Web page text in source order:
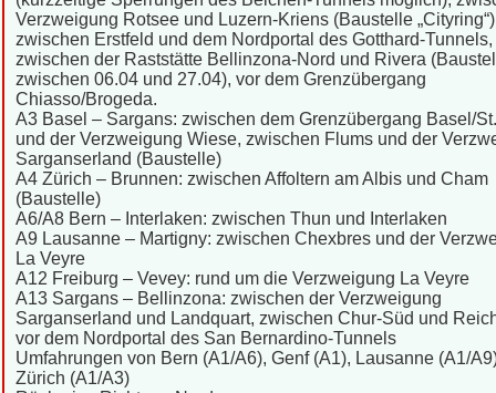
Verzweigung Rotsee und Luzern-Kriens (Baustelle
zwischen Erstfeld und dem Nordportal des Gotthard-Tunnels,
zwischen der Raststätte Bellinzona-Nord und Rivera
zwischen 06.04 und 27.04), vor dem Grenzübergang
Chiasso/Brogeda.
A3 Basel – Sargans: zwischen dem Grenzübergang Basel/
und der Verzweigung Wiese, zwischen Flums und der
Sarganserland (Baustelle)
A4 Zürich – Brunnen: zwischen Affoltern am Albis und Cham
(Baustelle)
A6/A8 Bern – Interlaken: zwischen Thun und Interlaken
A9 Lausanne – Martigny: zwischen Chexbres und der
La Veyre
A12 Freiburg – Vevey: rund um die Verzweigung La Veyre
A13 Sargans – Bellinzona: zwischen der Verzweigung
Sarganserland und Landquart, zwischen Chur-Süd und
vor dem Nordportal des San Bernardino-Tunnels
Umfahrungen von Bern (A1/A6), Genf (A1), Lausanne (A1/
Zürich (A1/A3)